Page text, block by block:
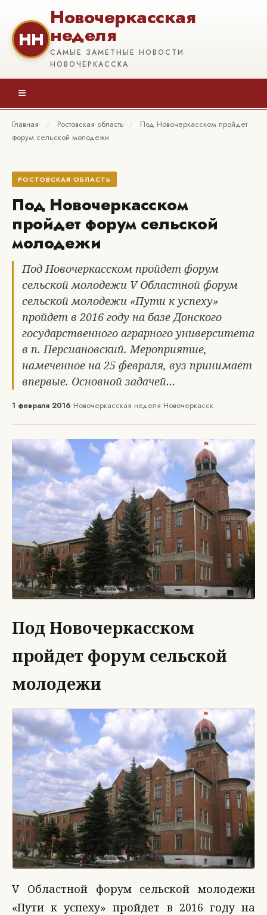
НН
Новочеркасская
неделя
САМЫЕ ЗАМЕТНЫЕ НОВОСТИ
НОВОЧЕРКАССКА
≡
Главная / Ростовская область /
Под Новочеркасском пройдет
форум сельской молодежи
РОСТОВСКАЯ ОБЛАСТЬ
Под Новочеркасском
пройдет форум сельской
молодежи
Под Новочеркасском пройдет форум
сельской молодежи V Областной форум
сельской молодежи «Пути к успеху»
пройдет в 2016 году на базе Донского
государственного аграрного университета
в п. Персиановский. Мероприятие,
намеченное на 25 февраля, вуз принимает
впервые. Основной задачей…
1 февраля 2016•Новочеркасская неделя•Новочеркасск
Под Новочеркасском
пройдет форум сельской
молодежи
V Областной форум сельской молодежи
«Пути к успеху» пройдет в 2016 году на